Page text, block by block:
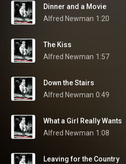
Dinner and a Movie
Alfred Newman 1:20
The Kiss
Alfred Newman 1:57
Down the Stairs
Alfred Newman 0:49
What a Girl Really Wants
Alfred Newman 1:08
Leaving for the Country